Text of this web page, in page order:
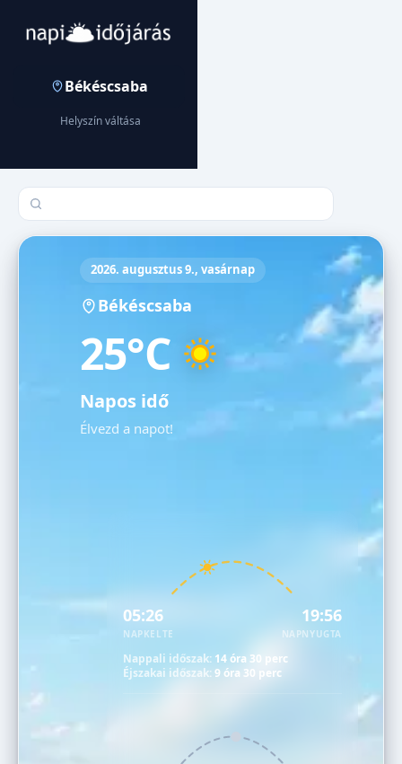
Békéscsaba
Helyszín váltása
Település keresése
2026. augusztus 9., vasárnap
Békéscsaba
25°C
Napos idő
Élvezd a napot!
05:26
NAPKELTE
19:56
NAPNYUGTA
Nappali időszak: 14 óra 30 perc
Éjszakai időszak:9 óra 30 perc